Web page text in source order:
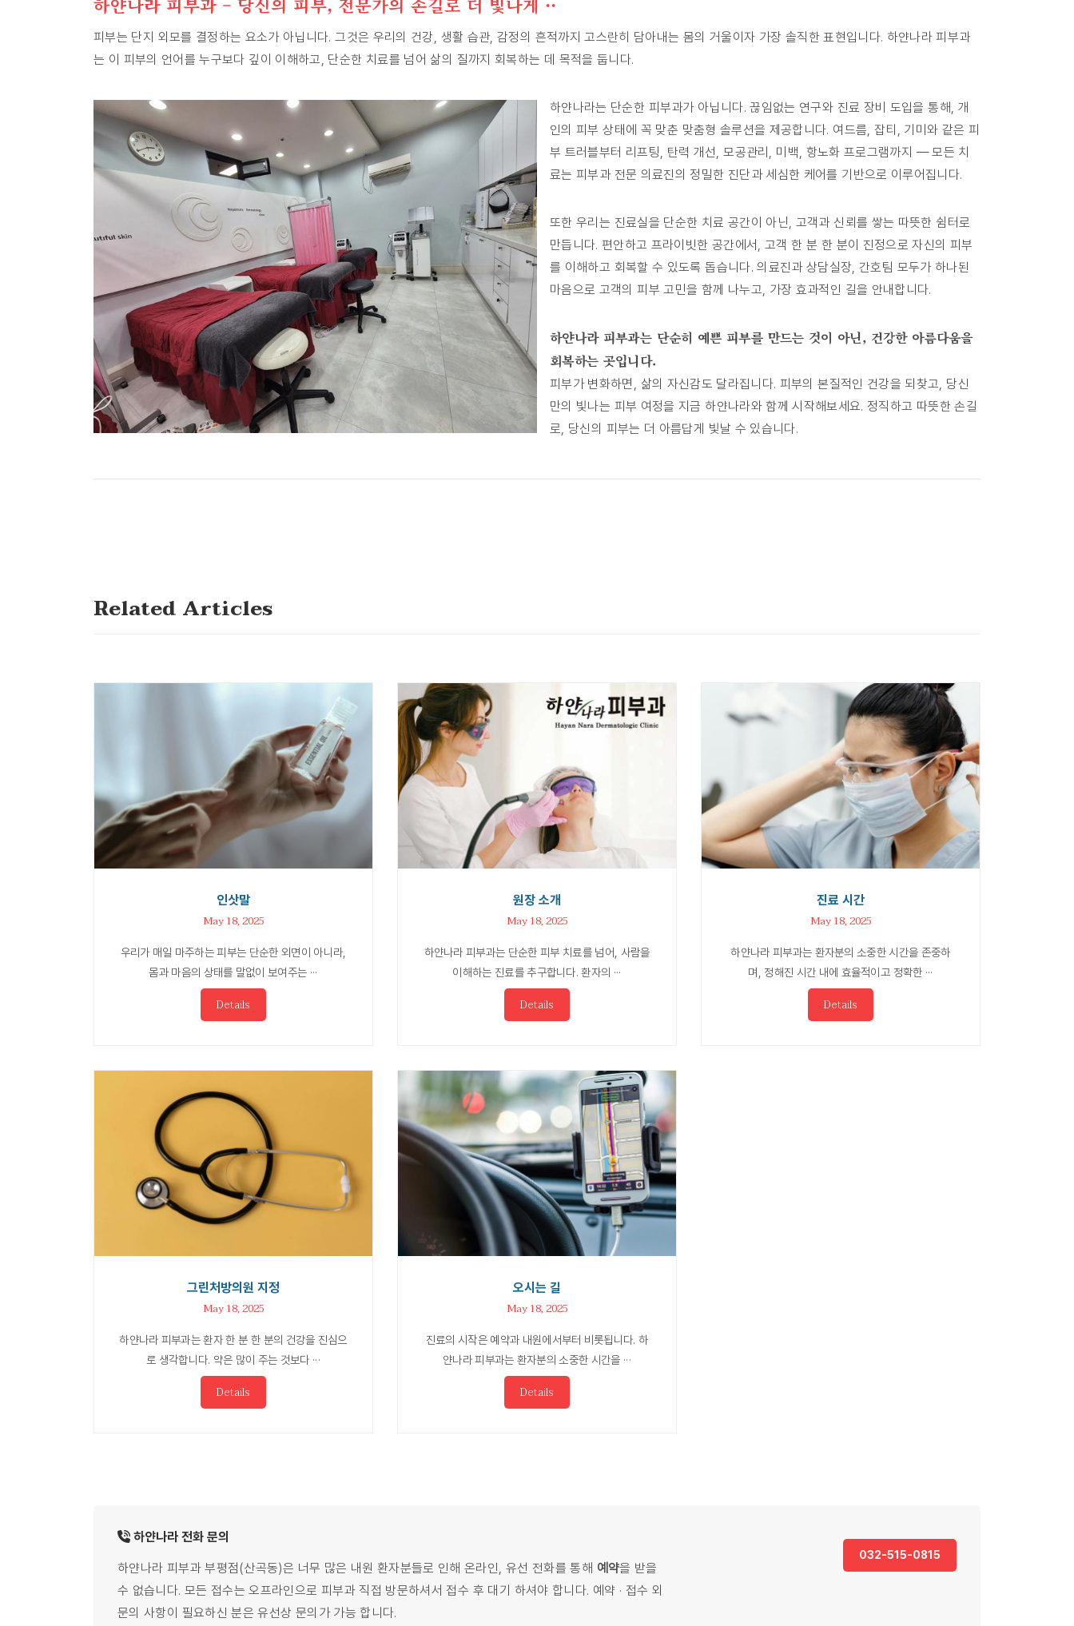
하얀나라 피부과 – 당신의 피부, 전문가의 손길로 더 빛나게 ··
피부는 단지 외모를 결정하는 요소가 아닙니다. 그것은 우리의 건강, 생활 습관, 감정의 흔적까지 고스란히 담아내는 몸의 거울이자 가장 솔직한 표현입니다. 하얀나라 피부과
는 이 피부의 언어를 누구보다 깊이 이해하고, 단순한 치료를 넘어 삶의 질까지 회복하는 데 목적을 둡니다.
하얀나라는 단순한 피부과가 아닙니다. 끊임없는 연구와 진료 장비 도입을 통해, 개
인의 피부 상태에 꼭 맞춘 맞춤형 솔루션을 제공합니다. 여드름, 잡티, 기미와 같은 피
부 트러블부터 리프팅, 탄력 개선, 모공관리, 미백, 항노화 프로그램까지 — 모든 치
료는 피부과 전문 의료진의 정밀한 진단과 세심한 케어를 기반으로 이루어집니다.
또한 우리는 진료실을 단순한 치료 공간이 아닌, 고객과 신뢰를 쌓는 따뜻한 쉼터로
만듭니다. 편안하고 프라이빗한 공간에서, 고객 한 분 한 분이 진정으로 자신의 피부
를 이해하고 회복할 수 있도록 돕습니다. 의료진과 상담실장, 간호팀 모두가 하나된
마음으로 고객의 피부 고민을 함께 나누고, 가장 효과적인 길을 안내합니다.
하얀나라 피부과는 단순히 예쁜 피부를 만드는 것이 아닌, 건강한 아름다움을
회복하는 곳입니다.
피부가 변화하면, 삶의 자신감도 달라집니다. 피부의 본질적인 건강을 되찾고, 당신
만의 빛나는 피부 여정을 지금 하얀나라와 함께 시작해보세요. 정직하고 따뜻한 손길
로, 당신의 피부는 더 아름답게 빛날 수 있습니다.
Related Articles
인삿말
May 18, 2025
우리가 매일 마주하는 피부는 단순한 외면이 아니라,
몸과 마음의 상태를 말없이 보여주는 ···
Details
원장 소개
May 18, 2025
하얀나라 피부과는 단순한 피부 치료를 넘어, 사람을
이해하는 진료를 추구합니다. 환자의 ···
Details
진료 시간
May 18, 2025
하얀나라 피부과는 환자분의 소중한 시간을 존중하
며, 정해진 시간 내에 효율적이고 정확한 ···
Details
그린처방의원 지정
May 18, 2025
하얀나라 피부과는 환자 한 분 한 분의 건강을 진심으
로 생각합니다. 약은 많이 주는 것보다 ···
Details
오시는 길
May 18, 2025
진료의 시작은 예약과 내원에서부터 비롯됩니다. 하
얀나라 피부과는 환자분의 소중한 시간을 ···
Details
하얀나라 전화 문의
하얀나라 피부과 부평점(산곡동)은 너무 많은 내원 환자분들로 인해 온라인, 유선 전화를 통해 예약을 받을
수 없습니다. 모든 접수는 오프라인으로 피부과 직접 방문하셔서 접수 후 대기 하셔야 합니다. 예약 · 접수 외
문의 사항이 필요하신 분은 유선상 문의가 가능 합니다.
032-515-0815